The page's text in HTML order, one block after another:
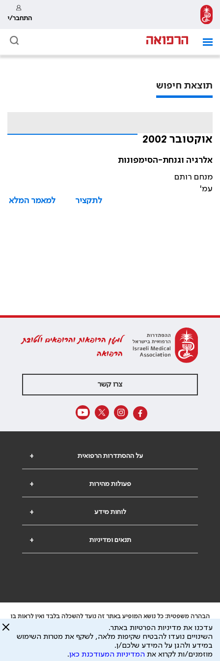
התחבר/י
תוצאת חיפוש
אוקטובר 2002
אלרגיה וגנחת-הסימפונות
מנחם רותם
עמ'
לתקציר
למאמר המלא
למען הרופאות והרופאים ולטובת
הרפואה
צרו קשר
+ על ההסתדרות הרפואית
+ פעולות מהירות
+ לוחות מידע
+ תנאים ומדיניות
הבהרה משפטית: כל נושא המופיע באתר זה נועד להשכלה בלבד ואין לראות בו
ייעוץ רפואי או משפטי. אין הר"י אחראית לתוכן המתפרסם באתר זה ולכל נזק
שעלול להיגרם.
ידוע לי שהר"י אוספת ושומרת מידע אישי לצורך מתן השרות וכי חלק ממנו עשוי
להיות מועבר לצדדים שלישיים, הכל בכפוף למדיניות הפרטיות
עדכנו את מדיניות הפרטיות באתר.
השינויים נועדו להבטיח שקיפות מלאה, לשקף את מטרות השימוש
במידע ולהגן על המידע שלכם/ן.
מוזמנים/ות לקרוא את המדיניות המעודכנת כאן.